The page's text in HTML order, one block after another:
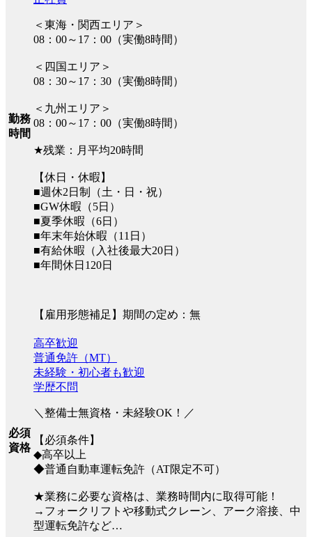
勤務
時間
＜東海・関西エリア＞
08：00～17：00（実働8時間）
＜四国エリア＞
08：30～17：30（実働8時間）
＜九州エリア＞
08：00～17：00（実働8時間）
★残業：月平均20時間
【休日・休暇】
■週休2日制（土・日・祝）
■GW休暇（5日）
■夏季休暇（6日）
■年末年始休暇（11日）
■有給休暇（入社後最大20日）
■年間休日120日
【雇用形態補足】期間の定め：無
必須
資格
高卒歓迎
普通免許（MT）
未経験・初心者も歓迎
学歴不問
＼整備士無資格・未経験OK！／
【必須条件】
◆高卒以上
◆普通自動車運転免許（AT限定不可）
★業務に必要な資格は、業務時間内に取得可能！
→フォークリフトや移動式クレーン、アーク溶接、中
型運転免許など…